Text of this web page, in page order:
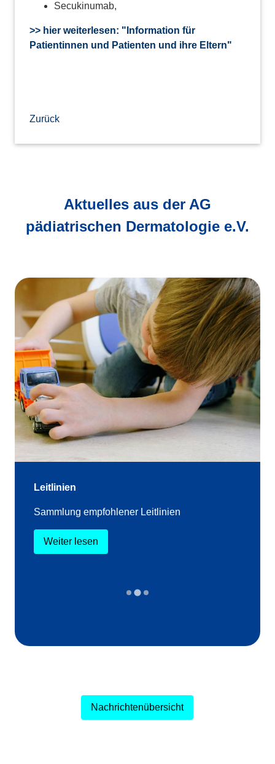
Secukinumab,
>> hier weiterlesen: "Information für
Patientinnen und Patienten und ihre Eltern"
Zurück
Aktuelles aus der AG
pädiatrischen Dermatologie e.V.
Leitlinien
Sammlung empfohlener Leitlinien
Weiter lesen
Nachrichtenübersicht